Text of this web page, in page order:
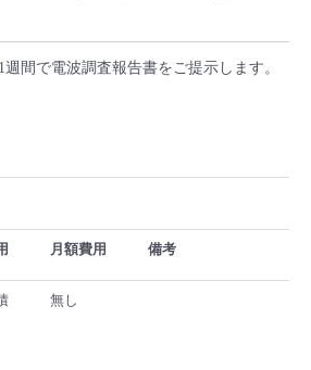
間で電波調査報告書をご提示します。
月額費用 備考
無し